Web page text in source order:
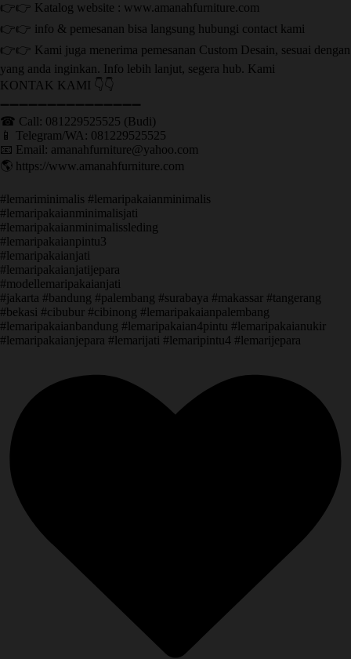
👉👉 Katalog website : www.amanahfurniture.com
👉👉 info & pemesanan bisa langsung hubungi contact kami
👉👉 Kami juga menerima pemesanan Custom Desain, sesuai dengan
yang anda inginkan. Info lebih lanjut, segera hub. Kami
KONTAK KAMI 👇👇
➖➖➖➖➖➖➖➖➖➖➖➖➖➖➖ ㅤ
☎ Call: 081229525525 (Budi)
📱 Telegram/WA: 081229525525
📧 Email: amanahfurniture@yahoo.com
🌎 https://www.amanahfurniture.com
#lemariminimalis #lemaripakaianminimalis
#lemaripakaianminimalisjati
#lemaripakaianminimalissleding
#lemaripakaianpintu3
#lemaripakaianjati
#lemaripakaianjatijepara
#modellemaripakaianjati
#jakarta #bandung #palembang #surabaya #makassar #tangerang
#bekasi #cibubur #cibinong #lemaripakaianpalembang
#lemaripakaianbandung #lemaripakaian4pintu #lemaripakaianukir
#lemaripakaianjepara #lemarijati #lemaripintu4 #lemarijepara